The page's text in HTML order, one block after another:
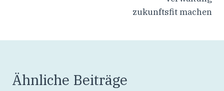
zukunftsfit machen
Ähnliche Beiträge